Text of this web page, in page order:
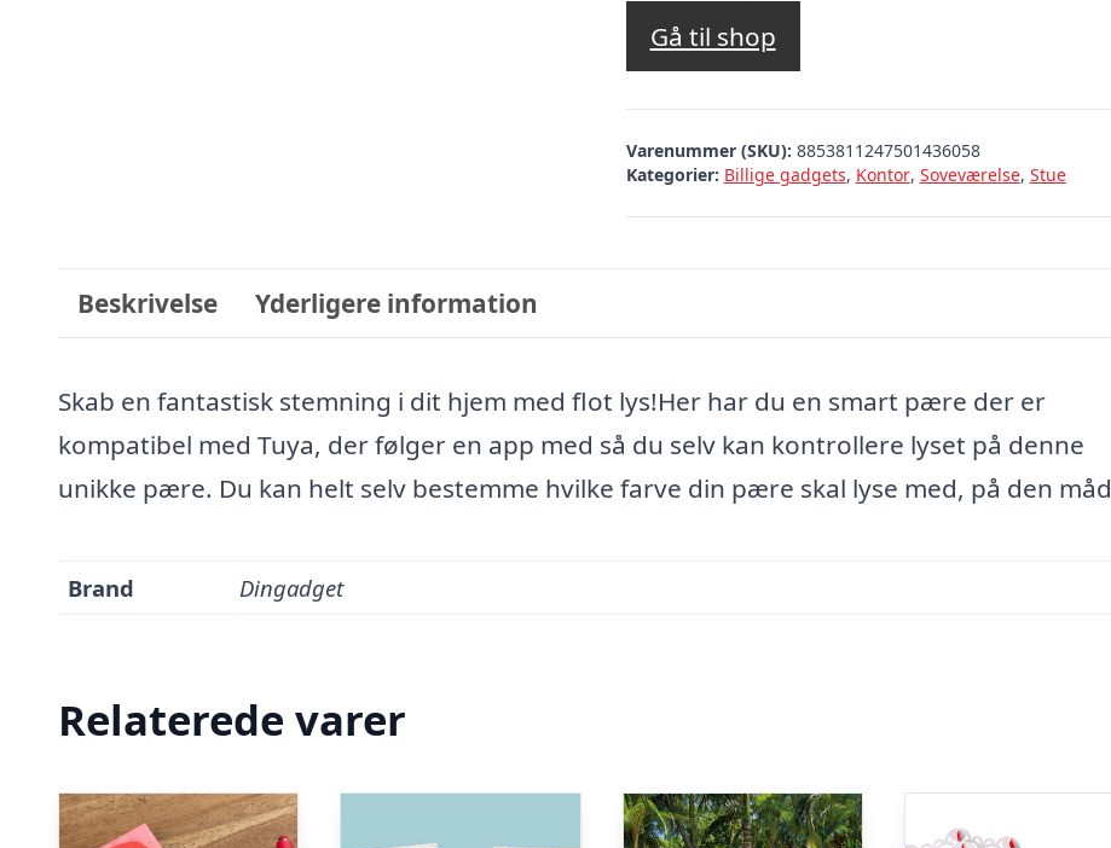
pris
var:
kr. 99,00.kr. 59,00.
Gå til shop
Varenummer (SKU): 8853811247501436058
Kategorier: Billige gadgets, Kontor, Soveværelse, Stue
Beskrivelse Yderligere information
Skab en fantastisk stemning i dit hjem med flot lys!Her har du en smart pære der er
kompatibel med Tuya, der følger en app med så du selv kan kontrollere lyset på denne
unikke pære. Du kan helt selv bestemme hvilke farve din pære skal lyse med, på den måd
Brand Dingadget
Relaterede varer